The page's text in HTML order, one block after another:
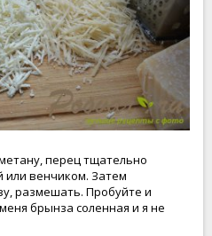
перец тщательно
венчиком. Затем
размешать. Пробуйте и
брынза соленная и я не